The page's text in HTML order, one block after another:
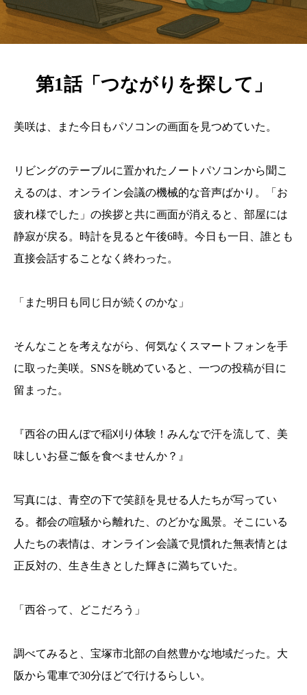
第1話「つながりを探して」
美咲は、また今日もパソコンの画面を見つめていた。
リビングのテーブルに置かれたノートパソコンから聞こ
えるのは、オンライン会議の機械的な音声ばかり。「お
疲れ様でした」の挨拶と共に画面が消えると、部屋には
静寂が戻る。時計を見ると午後6時。今日も一日、誰とも
直接会話することなく終わった。
「また明日も同じ日が続くのかな」
そんなことを考えながら、何気なくスマートフォンを手
に取った美咲。SNSを眺めていると、一つの投稿が目に
留まった。
『西谷の田んぼで稲刈り体験！みんなで汗を流して、美
味しいお昼ご飯を食べませんか？』
写真には、青空の下で笑顔を見せる人たちが写ってい
る。都会の喧騒から離れた、のどかな風景。そこにいる
人たちの表情は、オンライン会議で見慣れた無表情とは
正反対の、生き生きとした輝きに満ちていた。
「西谷って、どこだろう」
調べてみると、宝塚市北部の自然豊かな地域だった。大
阪から電車で30分ほどで行けるらしい。